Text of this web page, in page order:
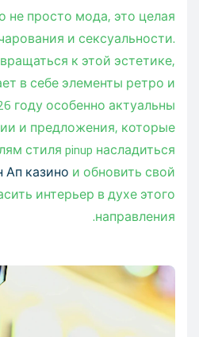
не просто мода, это целая
и сексуальности.
к этой эстетике,
в себе элементы ретро и
году особенно актуальны
и предложения, которые
стиля pinup насладиться
Ап казино и обновить свой
интерьер в духе этого
направления.